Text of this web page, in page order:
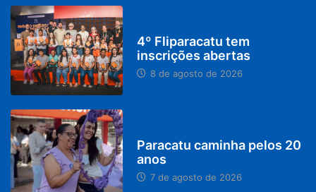
4º Fliparacatu tem
inscrições abertas
8 de agosto de 2026
Paracatu caminha pelos 20
anos
7 de agosto de 2026